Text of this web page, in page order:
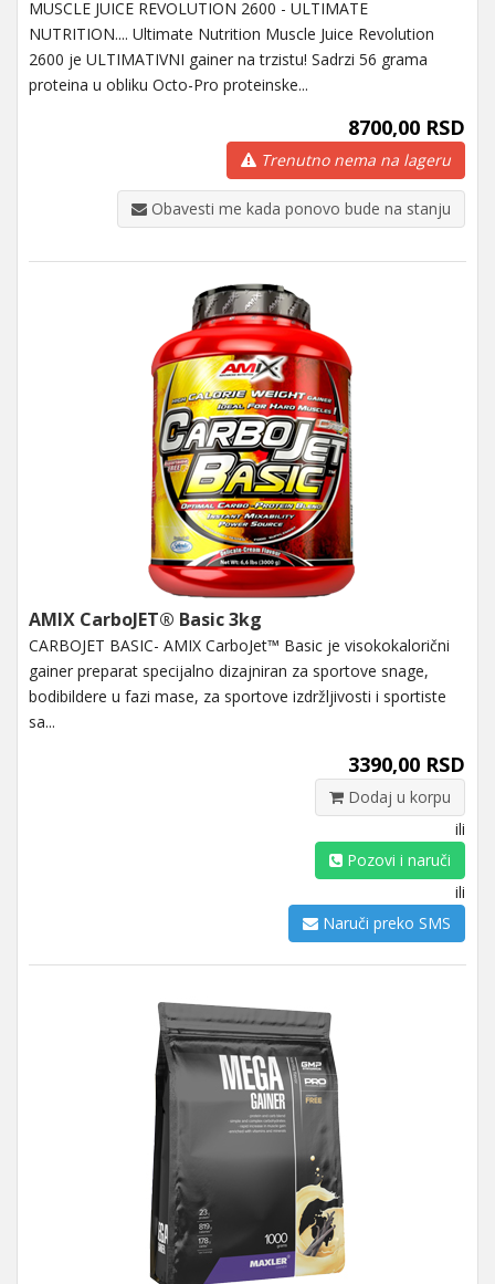
MUSCLE JUICE REVOLUTION 2600 - ULTIMATE
NUTRITION.... Ultimate Nutrition Muscle Juice Revolution
2600 je ULTIMATIVNI gainer na trzistu! Sadrzi 56 grama
proteina u obliku Octo-Pro proteinske...
8700,00 RSD
Trenutno nema na lageru
Obavesti me kada ponovo bude na stanju
AMIX CarboJET® Basic 3kg
CARBOJET BASIC- AMIX CarboJet™ Basic je visokokalorični
gainer preparat specijalno dizajniran za sportove snage,
bodibildere u fazi mase, za sportove izdržljivosti i sportiste
sa...
3390,00 RSD
Dodaj u korpu
ili
Pozovi i naruči
ili
Naruči preko SMS